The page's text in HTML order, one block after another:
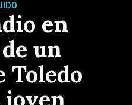
en
un
Toledo
joven